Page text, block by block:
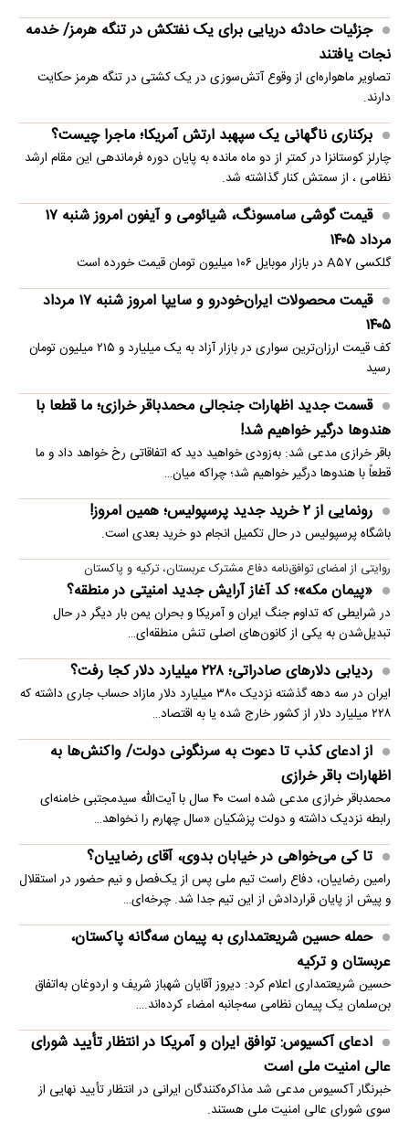
جزئیات حادثه دریایی برای یک نفتکش در تنگه هرمز/ خدمه
نجات یافتند
تصاویر ماهو‌اره‌ای از وقوع آتش‌سوزی در یک کشتی در تنگه هرمز حکایت
دارند.
برکناری ناگهانی یک سپهبد ارتش آمریکا؛ ماجرا چیست؟
چارلز کوستانزا در کمتر از دو ماه مانده به پایان دوره فرماندهی این مقام ارشد
نظامی ، از سمتش کنار گذاشته شد.
قیمت گوشی سامسونگ، شیائومی و آیفون امروز شنبه ۱۷
مرداد ۱۴۰۵
گلکسی A۵۷ در بازار موبایل ۱۰۶ میلیون تومان قیمت خورده است
قیمت محصولات ایران‌خودرو و سایپا امروز شنبه ۱۷ مرداد
۱۴۰۵
کف قیمت ارزان‌ترین سواری در بازار آزاد به یک میلیارد و ۲۱۵ میلیون تومان
رسید
قسمت جدید اظهارات جنجالی محمدباقر خرازی؛ ما قطعا با
هندوها درگیر خواهیم شد!
باقر خرازی مدعی شد: به‌زودی خواهید دید که اتفاقاتی رخ خواهد داد و ما
قطعاً با هندوها درگیر خواهیم شد؛ چراکه میان…
رونمایی از ۲ خرید جدید پرسپولیس؛ همین امروز!
باشگاه پرسپولیس در حال تکمیل انجام دو خرید بعدی است.
روایتی از امضای توافق‌نامه دفاع مشترک عربستان، ترکیه و پاکستان
«پیمان مکه»؛ کد آغاز آرایش جدید امنیتی در منطقه؟
در شرایطی که تداوم جنگ ایران و آمریکا و بحران یمن بار دیگر در حال
تبدیل‌شدن به یکی از کانون‌های اصلی تنش منطقه‌ای…
ردیابی دلارهای صادراتی؛ ۲۲۸ میلیارد دلار کجا رفت؟
ایران در سه دهه گذشته نزدیک ۳۸۰ میلیارد دلار مازاد حساب جاری داشته که
۲۲۸ میلیارد دلار از کشور خارج شده یا به اقتصاد…
از ادعای کذب تا دعوت به سرنگونی دولت/ واکنش‌ها به
اظهارات باقر خرازی‌
محمدباقر خرازی مدعی شده است ۴۰ سال با آیت‌الله سیدمجتبی خامنه‌ای
رابطه نزدیک داشته و دولت پزشکیان «سال چهارم را نخواهد…
تا کی می‌خواهی در خیابان بدوی، آقای رضاییان؟
رامین رضاییان، دفاع راست تیم ملی پس از یک‌فصل و نیم حضور در استقلال
و پیش از پایان قراردادش از این تیم جدا شد. چرخه‌ای…
حمله حسین شریعتمداری به پیمان سه‌گانه پاکستان،
عربستان و ترکیه
حسین شریعتمداری اعلام کرد: دیروز آقایان شهباز شریف و اردوغان به‌اتفاق
بن‌سلمان یک پیمان نظامی سه‌جانبه امضاء کرده‌اند.…
ادعای آکسیوس: توافق ایران و آمریکا در انتظار تأیید شورای
عالی امنیت ملی است
خبرنگار آکسیوس مدعی شد مذاکره‌کنندگان ایرانی در انتظار تأیید نهایی از
سوی شورای عالی امنیت ملی هستند.